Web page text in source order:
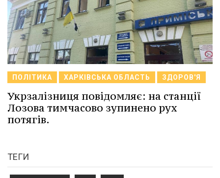
ПОЛІТИКА ХАРКІВСЬКА ОБЛАСТЬ ЗДОРОВ'Я
Укрзалізниця повідомляє: на станції
Лозова тимчасово зупинено рух
потягів.
ТЕГИ